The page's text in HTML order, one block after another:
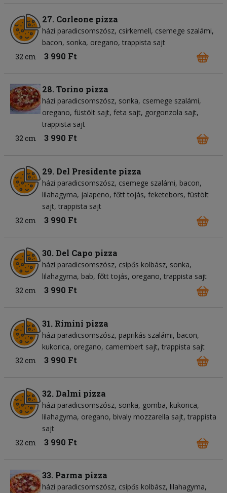
27. Corleone pizza
házi paradicsomszósz csirkemell csemege szalámi
bacon sonka oregano trappista sajt
32 cm
3 990 Ft
28. Torino pizza
házi paradicsomszósz sonka csemege szalámi
oregano füstölt sajt feta sajt gorgonzola sajt
trappista sajt
32 cm
3 990 Ft
29. Del Presidente pizza
házi paradicsomszósz csemege szalámi bacon
lilahagyma jalapeno főtt tojás feketebors füstölt
sajt trappista sajt
32 cm
3 990 Ft
30. Del Capo pizza
házi paradicsomszósz csípős kolbász sonka
lilahagyma bab főtt tojás oregano trappista sajt
32 cm
3 990 Ft
31. Rimini pizza
házi paradicsomszósz paprikás szalámi bacon
kukorica oregano camembert sajt trappista sajt
32 cm
3 990 Ft
32. Dalmi pizza
házi paradicsomszósz sonka gomba kukorica
lilahagyma oregano bivaly mozzarella sajt trappista
sajt
32 cm
3 990 Ft
33. Parma pizza
házi paradicsomszósz csípős kolbász lilahagyma